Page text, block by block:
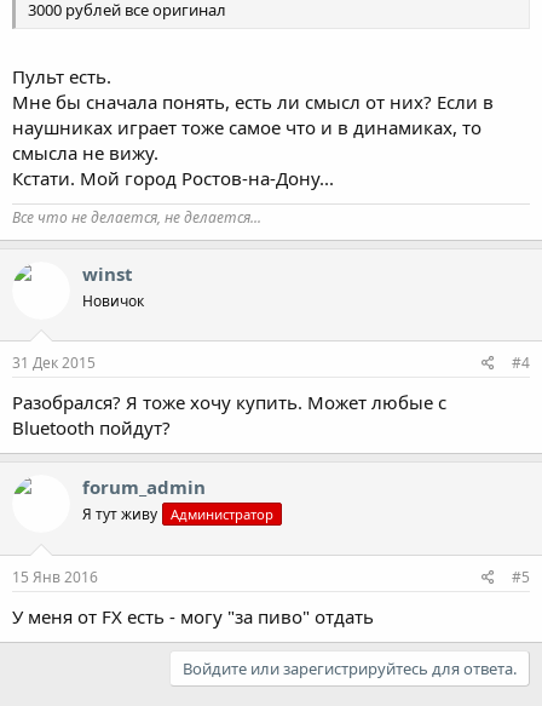
3000 рублей все оригинал
Пульт есть.
Мне бы сначала понять, есть ли смысл от них? Если в
наушниках играет тоже самое что и в динамиках, то
смысла не вижу.
Кстати. Мой город Ростов-на-Дону...
Все что не делается, не делается...
winst
Новичок
31 Дек 2015 #4
Разобрался? Я тоже хочу купить. Может любые с
Bluetooth пойдут?
forum_admin
Я тут живу Администратор
15 Янв 2016 #5
У меня от FX есть - могу "за пиво" отдать
Войдите или зарегистрируйтесь для ответа.